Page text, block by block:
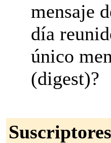
mensaje
día
único
(digest)?